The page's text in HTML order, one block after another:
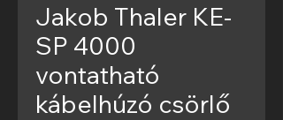
Jakob Thaler KE-
SP 4000
vontatható
kábelhúzó csörlő